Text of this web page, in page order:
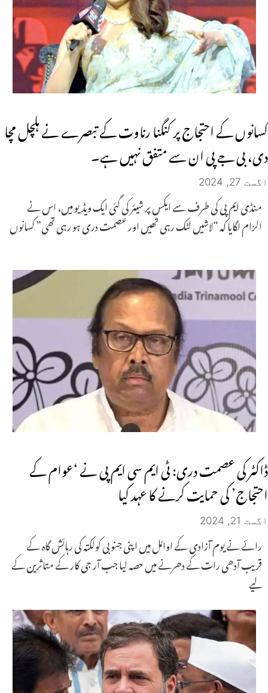
کسانوں کے احتجاج پر کنگنا رناوت کے تبصرے نے ہلچل مچا
دی، بی جے پی ان سے متفق نہیں ہے۔
اگست 27, 2024
منڈی ایم پی کی طرف سے ایکس پر شیئر کی گئی ایک ویڈیو میں، اس نے
الزام لگایا کہ “لاشیں لٹک رہی تھیں اور عصمت دری ہو رہی تھی” کسانوں
ڈاکٹر کی عصمت دری: ٹی ایم سی ایم پی نے ‘عوام کے
احتجاج’ کی حمایت کرنے کا عہد کیا
اگست 21, 2024
رائے نے یوم آزادی کے اوائل میں اپنی جنوبی کولکتہ کی رہائش گاہ کے
قریب آدھی رات کے دھرنے میں حصہ لیا جب آر جی کار کے متاثرین کے
لیے